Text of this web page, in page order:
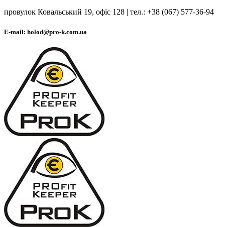
провулок Ковальський 19, офіс 128 | тел.: +38 (067) 577-36-94
E-mail: holod@pro-k.com.ua